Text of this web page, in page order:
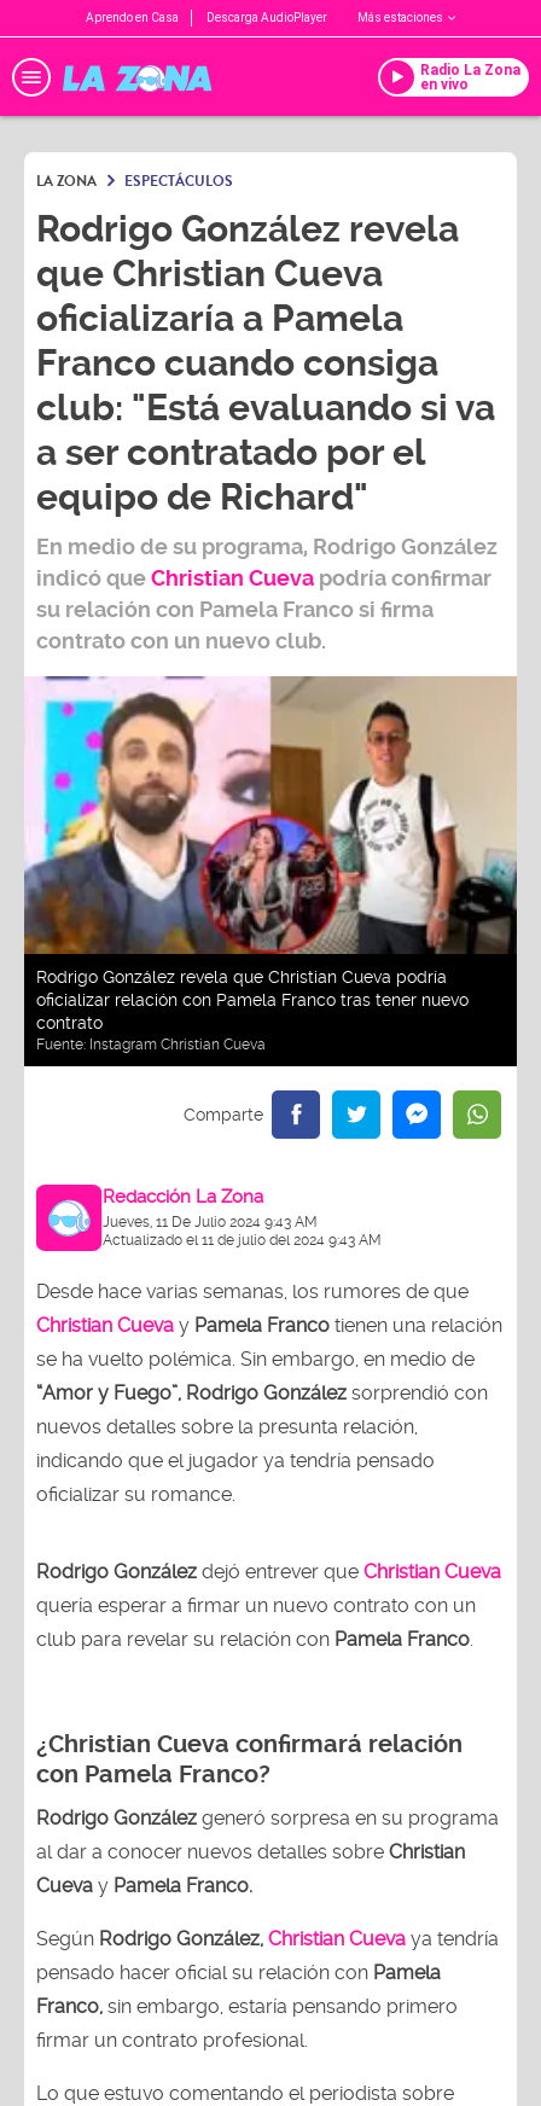
Aprendo en Casa Descarga AudioPlayer Más estaciones
Radio La Zona
en vivo
LA ZONA ESPECTÁCULOS
Rodrigo González revela
que Christian Cueva
oficializaría a Pamela
Franco cuando consiga
club: "Está evaluando si va
a ser contratado por el
equipo de Richard"
En medio de su programa, Rodrigo González
indicó queChristian Cueva podría confirmar
su relación con Pamela Francosi firma
contrato con un nuevo club.
Rodrigo González revela que Christian Cueva podría
oficializar relación con Pamela Franco tras tener nuevo
contrato
Fuente: Instagram Christian Cueva
Redacción La Zona
Jueves, 11 De Julio 2024 9:43 AM
Actualizado el 11 de julio del 2024 9:43 AM
Desde hace varias semanas, los rumores de que
Christian Cueva y Pamela Franco tienen una relación
se ha vuelto polémica. Sin embargo, en medio de
“Amor y Fuego”, Rodrigo González sorprendió con
nuevos detalles sobre la presunta relación,
indicando que el jugador ya tendría pensado
oficializar su romance.
Rodrigo González dejó entrever que Christian Cueva
quería esperar a firmar un nuevo contrato con un
club para revelar su relación con Pamela Franco
¿Christian Cueva confirmará relación
con Pamela Franco?
Rodrigo González generó sorpresa en su programa
al dar a conocer nuevos detalles sobre Christian
Cueva y Pamela Franco.
Según Rodrigo González, Christian Cueva ya tendría
pensado hacer oficial su relación con Pamela
Franco, sin embargo, estaría pensando primero
firmar un contrato profesional.
Lo que estuvo comentando el periodista sobre